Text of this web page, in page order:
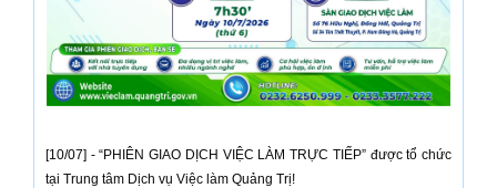
[10/07] - “PHIÊN GIAO DỊCH VIỆC LÀM TRỰC TIẾP” được tổ chức
tại Trung tâm Dịch vụ Việc làm Quảng Trị!